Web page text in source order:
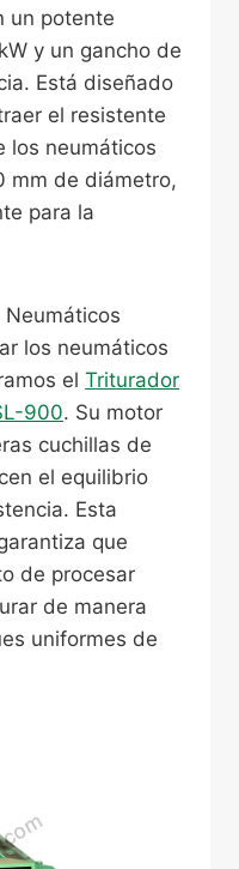
un potente
y un gancho de
Está diseñado
el resistente
los neumáticos
mm de diámetro,
para la
los neumáticos
el Triturador
900. Su motor
cuchillas de
el equilibrio
Esta
que
de procesar
de manera
uniformes de